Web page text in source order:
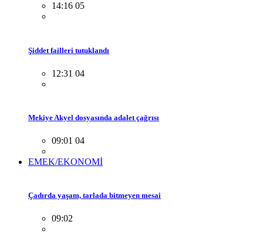
14:16 05
Şiddet failleri tutuklandı
12:31 04
Mekiye Akyel dosyasında adalet çağrısı
09:01 04
EMEK/EKONOMİ
Çadırda yaşam, tarlada bitmeyen mesai
09:02